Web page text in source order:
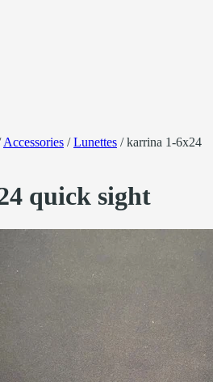
Accessories /Lunettes /karrina 1-6x24
quick sight